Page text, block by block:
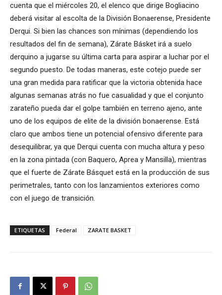
cuenta que el miércoles 20, el elenco que dirige Bogliacino
deberá visitar al escolta de la División Bonaerense, Presidente
Derqui. Si bien las chances son mínimas (dependiendo los
resultados del fin de semana), Zárate Básket irá a suelo
derquino a jugarse su última carta para aspirar a luchar por el
segundo puesto. De todas maneras, este cotejo puede ser
una gran medida para ratificar que la victoria obtenida hace
algunas semanas atrás no fue casualidad y que el conjunto
zarateño pueda dar el golpe también en terreno ajeno, ante
uno de los equipos de elite de la división bonaerense. Está
claro que ambos tiene un potencial ofensivo diferente para
desequilibrar, ya que Derqui cuenta con mucha altura y peso
en la zona pintada (con Baquero, Aprea y Mansilla), mientras
que el fuerte de Zárate Básquet está en la producción de sus
perimetrales, tanto con los lanzamientos exteriores como
con el juego de transición.
ETIQUETAS Federal ZARATE BASKET